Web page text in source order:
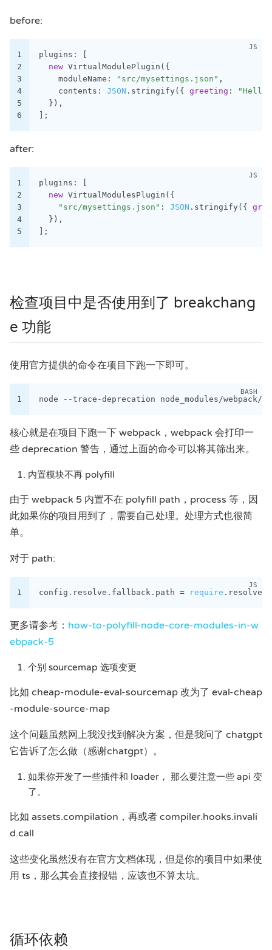
before:
1
2
3
4
5
6
plugins: [
new VirtualModulePlugin({
    moduleName:
"src/mysettings.json" ,
    contents:
JSON .stringify({ greeting :
  }),
];
after:
1
2
3
4
5
plugins: [
new VirtualModulesPlugin({
"src/mysettings.json" : JSON .stringify({
  }),
];
检查项目中是否使用到了 breakchang
e 功能
使用官方提供的命令在项目下跑一下即可。
1 node --trace-deprecation node_modules/webpack/
核心就是在项目下跑一下 webpack，webpack 会打印一
些 deprecation 警告，通过上面的命令可以将其筛出来。
内置模块不再 polyfill
由于 webpack 5 内置不在 polyfill path，process 等，因
此如果你的项目用到了，需要自己处理。处理方式也很简
单。
对于 path:
1 config.resolve.fallback.path = require .resolve(
更多请参考： how-to-polyfill-node-core-modules-in-w
ebpack-5
个别 sourcemap 选项变更
比如 cheap-module-eval-sourcemap 改为了 eval-cheap
-module-source-map
这个问题虽然网上我没找到解决方案，但是我问了 chatgpt
它告诉了怎么做（感谢chatgpt）。
如果你开发了一些插件和 loader， 那么要注意一些 api 变
了。
比如 assets.compilation，再或者 compiler.hooks.invali
d.call
这些变化虽然没有在官方文档体现，但是你的项目中如果使
用 ts，那么其会直接报错，应该也不算太坑。
循环依赖